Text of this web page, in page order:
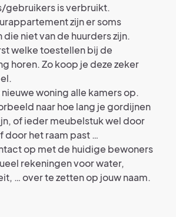
gebruikers is verbruikt.
zijn er soms
niet van de huurders zijn.
welke toestellen bij de
horen. Zo koop je deze zeker
nieuwe woning alle kamers op.
naar hoe lang je gordijnen
of ieder meubelstuk wel door
door het raam past …
op met de huidige bewoners
rekeningen voor water,
… over te zetten op jouw naam.